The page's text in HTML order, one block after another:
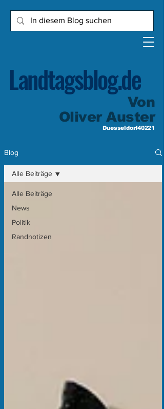
Landtagsblog.de
Von
Oliver Auster
Duesseldorf40221
Blog
Alle Beiträge
News
Politik
Randnotizen
Alle Beiträge